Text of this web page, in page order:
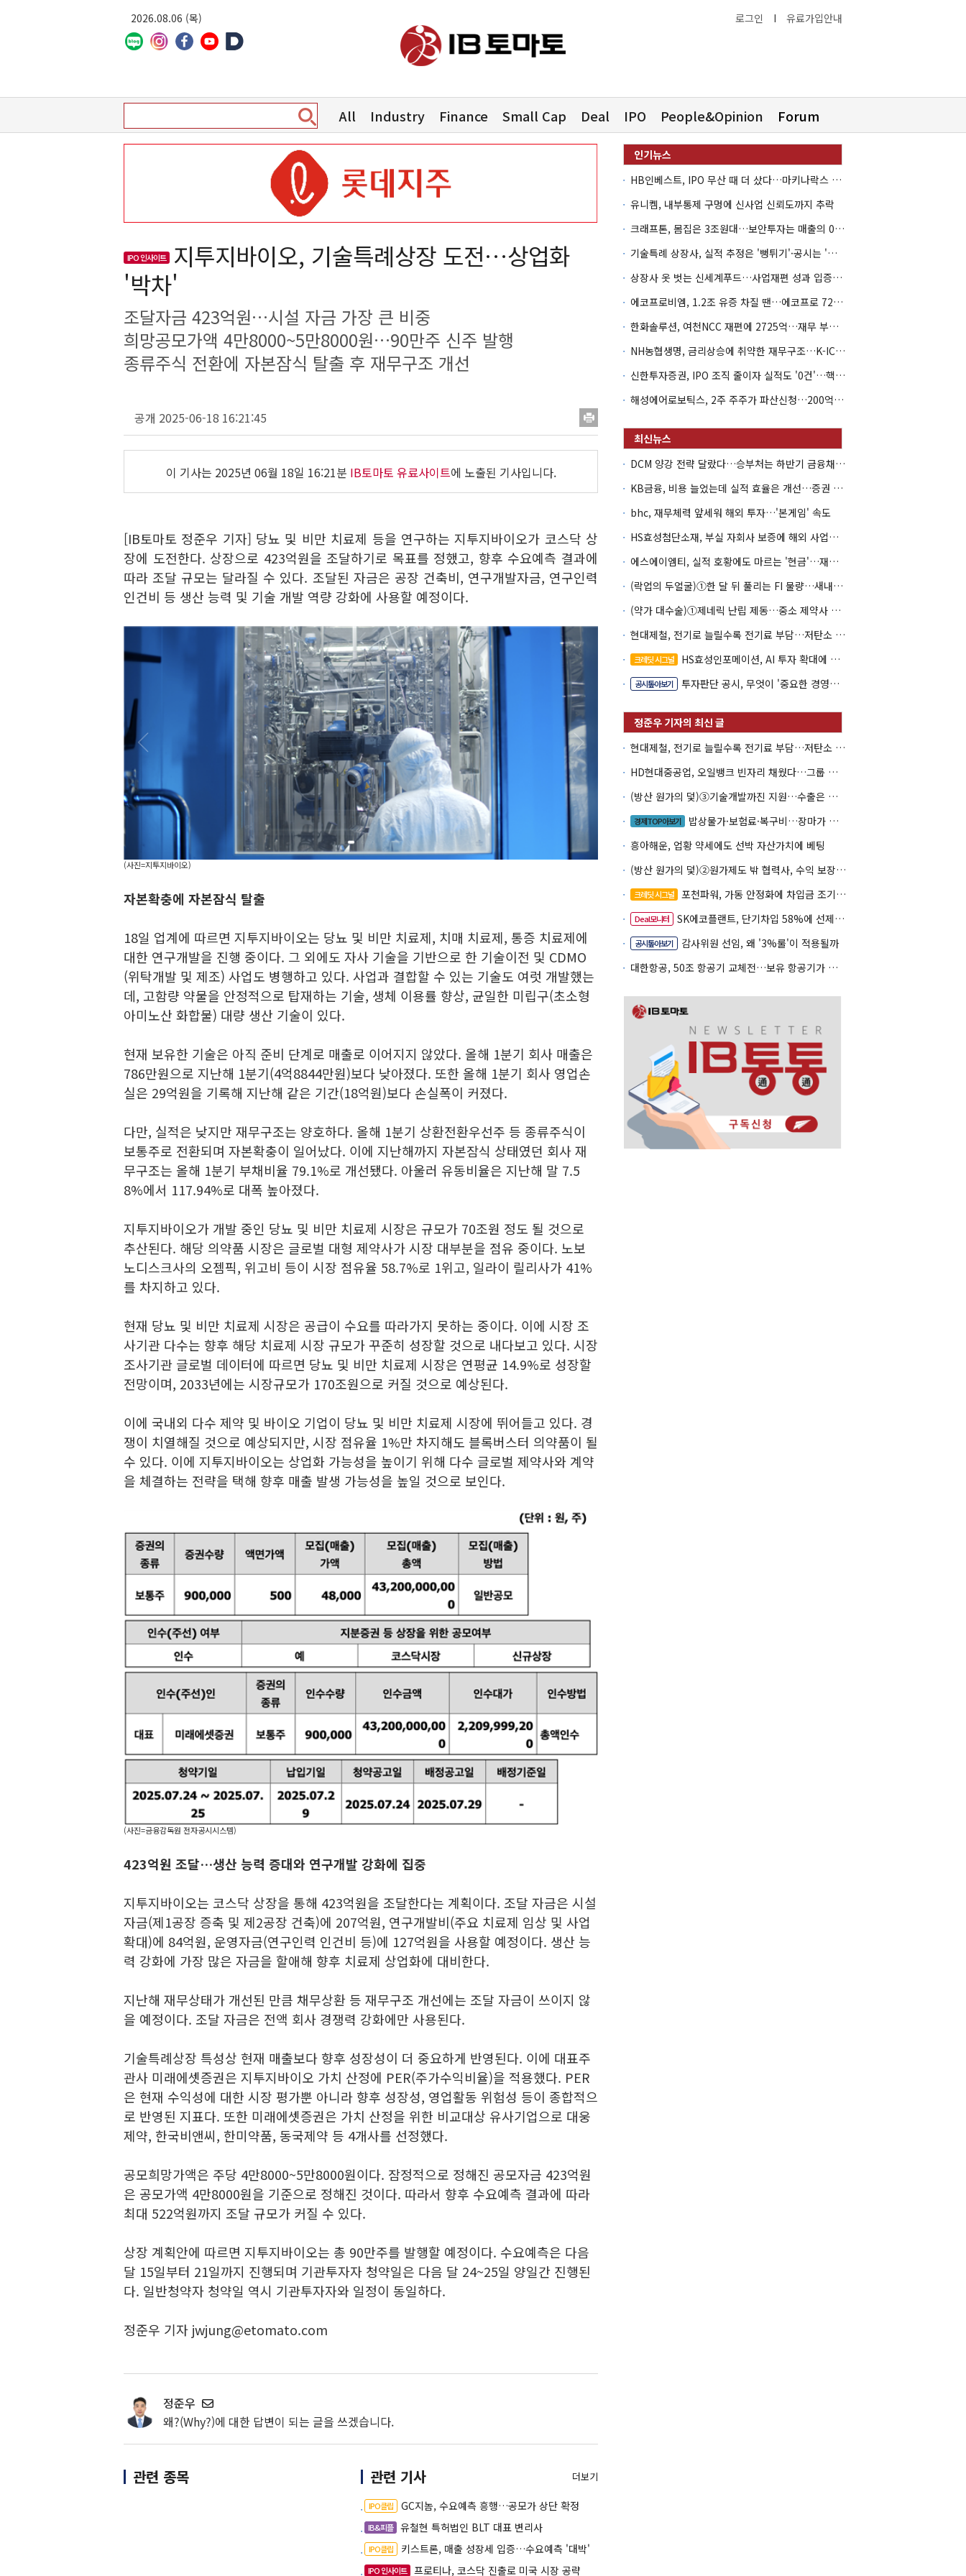
2026.08.06 (목) 로그인 I 유료가입안내
All Industry Finance Small Cap Deal IPO People&Opinion Forum
IPO 인사이트
지투지바이오, 기술특례상장 도전…상업화
'박차'
조달자금 423억원…시설 자금 가장 큰 비중
희망공모가액 4만8000~5만8000원…90만주 신주 발행
종류주식 전환에 자본잠식 탈출 후 재무구조 개선
공개 2025-06-18 16:21:45
이 기사는 2025년 06월 18일 16:21분 IB토마토 유료사이트에 노출된 기사입니다.
[IB토마토 정준우 기자] 당뇨 및 비만 치료제 등을 연구하는 지투지바이오가 코스닥 상
장에 도전한다. 상장으로 423억원을 조달하기로 목표를 정했고, 향후 수요예측 결과에
따라 조달 규모는 달라질 수 있다. 조달된 자금은 공장 건축비, 연구개발자금, 연구인력
인건비 등 생산 능력 및 기술 개발 역량 강화에 사용할 예정이다.
(사진=지투지바이오)
자본확충에 자본잠식 탈출
18일 업계에 따르면 지투지바이오는 당뇨 및 비만 치료제, 치매 치료제, 통증 치료제에
대한 연구개발을 진행 중이다. 그 외에도 자사 기술을 기반으로 한 기술이전 및 CDMO
(위탁개발 및 제조) 사업도 병행하고 있다. 사업과 결합할 수 있는 기술도 여럿 개발했는
데, 고함량 약물을 안정적으로 탑재하는 기술, 생체 이용률 향상, 균일한 미립구(초소형
아미노산 화합물) 대량 생산 기술이 있다.
현재 보유한 기술은 아직 준비 단계로 매출로 이어지지 않았다. 올해 1분기 회사 매출은
786만원으로 지난해 1분기(4억8844만원)보다 낮아졌다. 또한 올해 1분기 회사 영업손
실은 29억원을 기록해 지난해 같은 기간(18억원)보다 손실폭이 커졌다.
다만, 실적은 낮지만 재무구조는 양호하다. 올해 1분기 상환전환우선주 등 종류주식이
보통주로 전환되며 자본확충이 일어났다. 이에 지난해까지 자본잠식 상태였던 회사 재
무구조는 올해 1분기 부채비율 79.1%로 개선됐다. 아울러 유동비율은 지난해 말 7.5
8%에서 117.94%로 대폭 높아졌다.
지투지바이오가 개발 중인 당뇨 및 비만 치료제 시장은 규모가 70조원 정도 될 것으로
추산된다. 해당 의약품 시장은 글로벌 대형 제약사가 시장 대부분을 점유 중이다. 노보
노디스크사의 오젬픽, 위고비 등이 시장 점유율 58.7%로 1위고, 일라이 릴리사가 41%
를 차지하고 있다.
현재 당뇨 및 비만 치료제 시장은 공급이 수요를 따라가지 못하는 중이다. 이에 시장 조
사기관 다수는 향후 해당 치료제 시장 규모가 꾸준히 성장할 것으로 내다보고 있다. 시장
조사기관 글로벌 데이터에 따르면 당뇨 및 비만 치료제 시장은 연평균 14.9%로 성장할
전망이며, 2033년에는 시장규모가 170조원으로 커질 것으로 예상된다.
이에 국내외 다수 제약 및 바이오 기업이 당뇨 및 비만 치료제 시장에 뛰어들고 있다. 경
쟁이 치열해질 것으로 예상되지만, 시장 점유율 1%만 차지해도 블록버스터 의약품이 될
수 있다. 이에 지투지바이오는 상업화 가능성을 높이기 위해 다수 글로벌 제약사와 계약
을 체결하는 전략을 택해 향후 매출 발생 가능성을 높일 것으로 보인다.
(사진=금융감독원 전자공시시스템)
423억원 조달…생산 능력 증대와 연구개발 강화에 집중
지투지바이오는 코스닥 상장을 통해 423억원을 조달한다는 계획이다. 조달 자금은 시설
자금(제1공장 증축 및 제2공장 건축)에 207억원, 연구개발비(주요 치료제 임상 및 사업
확대)에 84억원, 운영자금(연구인력 인건비 등)에 127억원을 사용할 예정이다. 생산 능
력 강화에 가장 많은 자금을 할애해 향후 치료제 상업화에 대비한다.
지난해 재무상태가 개선된 만큼 채무상환 등 재무구조 개선에는 조달 자금이 쓰이지 않
을 예정이다. 조달 자금은 전액 회사 경쟁력 강화에만 사용된다.
기술특례상장 특성상 현재 매출보다 향후 성장성이 더 중요하게 반영된다. 이에 대표주
관사 미래에셋증권은 지투지바이오 가치 산정에 PER(주가수익비율)을 적용했다. PER
은 현재 수익성에 대한 시장 평가뿐 아니라 향후 성장성, 영업활동 위험성 등이 종합적으
로 반영된 지표다. 또한 미래에셋증권은 가치 산정을 위한 비교대상 유사기업으로 대웅
제약, 한국비앤씨, 한미약품, 동국제약 등 4개사를 선정했다.
공모희망가액은 주당 4만8000~5만8000원이다. 잠정적으로 정해진 공모자금 423억원
은 공모가액 4만8000원을 기준으로 정해진 것이다. 따라서 향후 수요예측 결과에 따라
최대 522억원까지 조달 규모가 커질 수 있다.
상장 계획안에 따르면 지투지바이오는 총 90만주를 발행할 예정이다. 수요예측은 다음
달 15일부터 21일까지 진행되며 기관투자자 청약일은 다음 달 24~25일 양일간 진행된
다. 일반청약자 청약일 역시 기관투자자와 일정이 동일하다.
정준우 기자 jwjung@etomato.com
정준우
왜?(Why?)에 대한 답변이 되는 글을 쓰겠습니다.
관련 종목 관련 기사 더보기
IPO클립 GC지놈, 수요예측 흥행…공모가 상단 확정
IB&피플 유철현 특허법인 BLT 대표 변리사
IPO클립 키스트론, 매출 성장세 입증…수요예측 '대박'
IPO 인사이트 프로티나, 코스닥 진출로 미국 시장 공략
HB인베스트, IPO 무산 때 더 샀다…마키나락스 투자 2.7배 회수
유니켐, 내부통제 구멍에 신사업 신뢰도까지 추락
크래프톤, 몸집은 3조원대…보안투자는 매출의 0.4%
기술특례 상장사, 실적 추정은 '뻥튀기'·공시는 '누락'
상장사 옷 벗는 신세계푸드…사업재편 성과 입증할까
에코프로비엠, 1.2조 유증 차질 땐…에코프로 7270억 '독박'
한화솔루션, 여천NCC 재편에 2725억…재무 부담 커지나
NH농협생명, 금리상승에 취약한 재무구조…K-ICS 변동성 '주의보'
신한투자증권, IPO 조직 줄이자 실적도 '0건'…핵심 인력까지 이탈
해성에어로보틱스, 2주 주주가 파산신청…200억 CB 분쟁 확산
DCM 양강 전략 달랐다…승부처는 하반기 금융채 빅딜
KB금융, 비용 늘었는데 실적 효율은 개선…증권 호황 효과
bhc, 재무체력 앞세워 해외 투자…'본게임' 속도
HS효성첨단소재, 부실 자회사 보증에 해외 사업까지…부담 '가중'
에스에이엠티, 실적 호황에도 마르는 '현금'…재고·달러빚 부담 확대
(락업의 두얼굴)①한 달 뒤 풀리는 FI 물량…새내기주 오버행 경계
(약가 대수술)①제네릭 난립 제동…중소 제약사 수익성 비상
현대제철, 전기로 늘릴수록 전기료 부담…저탄소 전환의 역설
크레딧 시그널 HS효성인포메이션, AI 투자 확대에 실적 체력 강화
공시톺아보기 투자판단 공시, 무엇이 '중요한 경영사항'일까
현대제철, 전기로 늘릴수록 전기료 부담…저탄소 전환의 역설
HD현대중공업, 오일뱅크 빈자리 채웠다…그룹 배당 핵심축 부상
(방산 원가의 덫)③기술개발까진 지원…수출은 각자도생
경제TOP아보기
밥상물가·보험료·복구비…장마가 내미는 청구서
흥아해운, 업황 약세에도 선박 자산가치에 베팅
(방산 원가의 덫)②원가제도 밖 협력사, 수익 보장도 협상력도 없다
크레딧 시그널 포천파워, 가동 안정화에 차입금 조기상환 속도
Deal모니터 SK에코플랜트, 단기차입 58%에 선제 차환 카드
공시톺아보기
감사위원 선임, 왜 '3%룰'이 적용될까
대한항공, 50조 항공기 교체전…보유 항공기가 조달 카드